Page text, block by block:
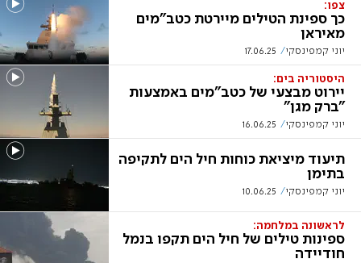
צפו:
כך ספינת הטילים מיירטת כטב"מים
מאיראן
יוני קמפינסקי 17.06.25
היסטוריה בים:
יירוט מבצעי של כטב"מים באמצעות
"ברק מגן"
יוני קמפינסקי 16.06.25
תיעוד מיציאת כוחות חיל הים לתקיפה
בתימן
יוני קמפינסקי 10.06.25
לראשונה במלחמה:
ספינות טילים של חיל הים תקפו בנמל
חודיידה